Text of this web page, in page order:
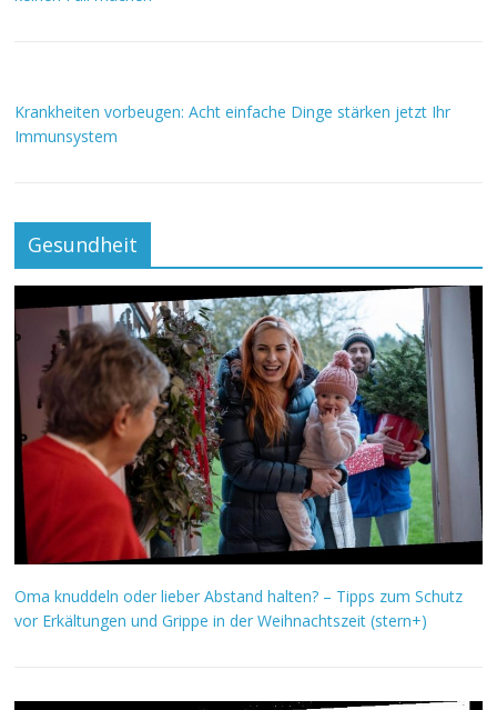
Krankheiten vorbeugen: Acht einfache Dinge stärken jetzt Ihr
Immunsystem
Gesundheit
Oma knuddeln oder lieber Abstand halten? – Tipps zum Schutz
vor Erkältungen und Grippe in der Weihnachtszeit (stern+)